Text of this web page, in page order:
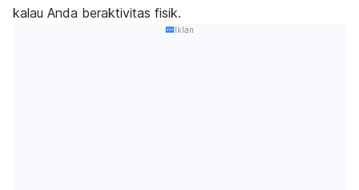
kalau Anda beraktivitas fisik.
Iklan